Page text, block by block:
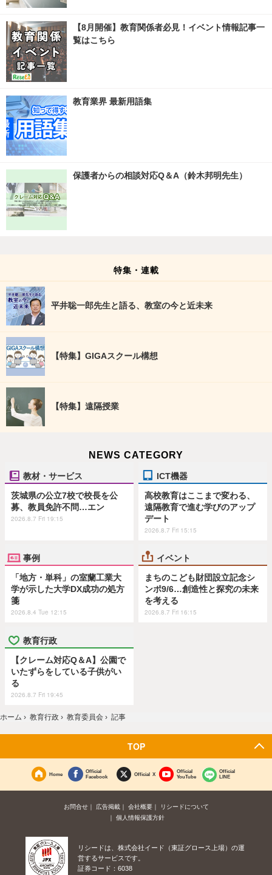
【8月開催】教育関係者必見！イベント情報記事一
覧はこちら
教育業界 最新用語集
保護者からの相談対応Q＆A（鈴木邦明先生）
特集・連載
平井聡一郎先生と語る、教室の今と近未来
【特集】GIGAスクール構想
【特集】遠隔授業
NEWS CATEGORY
教材・サービス
茨城県の公立7校で校長を公
募、教員免許不問…エン
2026.8.7 Fri 19:15
ICT機器
高校教育はここまで変わる、
遠隔教育で進む学びのアップ
デート
2026.8.7 Fri 15:15
事例
「地方・単科」の室蘭工業大
学が示した大学DX成功の処方
箋
2026.8.4 Tue 12:15
イベント
まちのこども財団設立記念シ
ンポ9/6…創造性と探究の未来
を考える
2026.8.7 Fri 16:15
教育行政
【クレーム対応Q＆A】公園で
いたずらをしている子供がい
る
2026.8.7 Fri 19:45
ホーム › 教育行政 › 教育委員会 › 記事
TOP
Home
Official
Facebook
Official X
Official
YouTube
Official
LINE
お問合せ 広告掲載 会社概要
リシードについて
個人情報保護方針
リシードは、株式会社イード（東証グロース上場）の運
営するサービスです。
証券コード：6038